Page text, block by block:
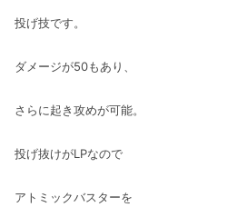
投げ技です。
ダメージが50もあり、
さらに起き攻めが可能。
投げ抜けがLPなので
アトミックバスターを